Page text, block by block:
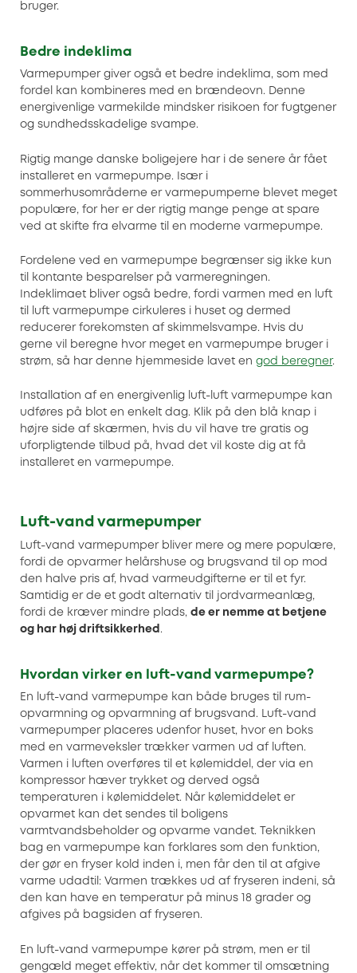
bruger.
Bedre indeklima
Varmepumper giver også et bedre indeklima, som med
fordel kan kombineres med en brændeovn. Denne
energivenlige varmekilde mindsker risikoen for fugtgener
og sundhedsskadelige svampe.
Rigtig mange danske boligejere har i de senere år fået
installeret en varmepumpe. Især i
sommerhusområderne er varmepumperne blevet meget
populære, for her er der rigtig mange penge at spare
ved at skifte fra elvarme til en moderne varmepumpe.
Fordelene ved en varmepumpe begrænser sig ikke kun
til kontante besparelser på varmeregningen.
Indeklimaet bliver også bedre, fordi varmen med en luft
til luft varmepumpe cirkuleres i huset og dermed
reducerer forekomsten af skimmelsvampe. Hvis du
gerne vil beregne hvor meget en varmepumpe bruger i
strøm, så har denne hjemmeside lavet en god beregner.
Installation af en energivenlig luft-luft varmepumpe kan
udføres på blot en enkelt dag. Klik på den blå knap i
højre side af skærmen, hvis du vil have tre gratis og
uforpligtende tilbud på, hvad det vil koste dig at få
installeret en varmepumpe.
Luft-vand varmepumper
Luft-vand varmepumper bliver mere og mere populære,
fordi de opvarmer helårshuse og brugsvand til op mod
den halve pris af, hvad varmeudgifterne er til et fyr.
Samtidig er de et godt alternativ til jordvarmeanlæg,
fordi de kræver mindre plads, de er nemme at betjene
og har høj driftsikkerhed .
Hvordan virker en luft-vand varmepumpe?
En luft-vand varmepumpe kan både bruges til rum-
opvarmning og opvarmning af brugsvand. Luft-vand
varmepumper placeres udenfor huset, hvor en boks
med en varmeveksler trækker varmen ud af luften.
Varmen i luften overføres til et kølemiddel, der via en
kompressor hæver trykket og derved også
temperaturen i kølemiddelet. Når kølemiddelet er
opvarmet kan det sendes til boligens
varmtvandsbeholder og opvarme vandet. Teknikken
bag en varmepumpe kan forklares som den funktion,
der gør en fryser kold inden i, men får den til at afgive
varme udadtil: Varmen trækkes ud af fryseren indeni, så
den kan have en temperatur på minus 18 grader og
afgives på bagsiden af fryseren.
En luft-vand varmepumpe kører på strøm, men er til
gengæld meget effektiv, når det kommer til omsætning